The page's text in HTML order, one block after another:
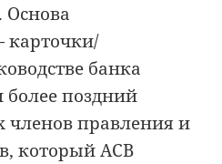
Основа
карточки/
банка
более поздний
правления и
который АСВ